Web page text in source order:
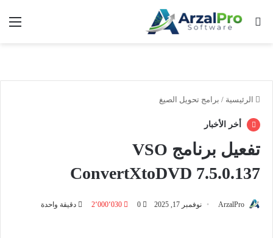
بحث عن
الرئيسية / برامج تحويل الصيغ
أخر الأخبار
تفعيل برنامج VSO
ConvertXtoDVD 7.5.0.137
ArzalPro نوفمبر 17, 2025 0 2٬000٬030 دقيقة واحدة